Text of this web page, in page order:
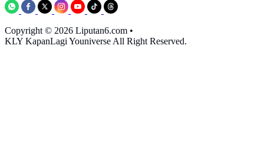
Copyright © 2026 Liputan6.com •
KLY KapanLagi Youniverse All Right Reserved.